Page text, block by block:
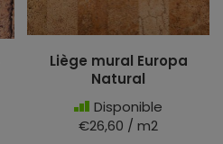
Liège mural Europa
Natural
Disponible
€26,60 / m2